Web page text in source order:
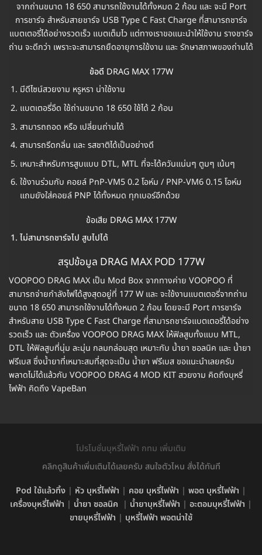
จากถ่านขนาด 18 650 สามารถใช้งานได้ทั้งหมด 2 ก้อน และ จะมี Port
การชาร์จ สำหรับสายชาร์จ USB Type C Fast Charge ที่สามารถชาร์จ
แบตเตอรี่ได้อย่างรวดเร็ว แบตเต็มไว แต่ทางเราขอแนะนำให้ใช้งาน รางชาร์จ
ถ่าน จะดีกว่า เพราะจะสามารถยืดอายุการใช้งาน และ รักษาสภาพของถ่านได้
ข้อดี DRAG MAX 177W
มีดีไซน์สวยงาม หรูหรา น่าใช้งาน
แบตเตอรี่อึด ใช้ถ่านขนาด 18 650 ใช้ได้ 2 ก้อน
สามารถถอด หรือ เปลี่ยนถ่านได้
สามารถรีดกลิ่น และ รสชาติได้เป็นอย่างดี
เหมาะสำหรับการสูบแบบ DTL, MTL ที่จะได้ควันแน่นๆ ตูมๆ เน้นๆ
ใช้งานร่วมกับ คอยล์ PnP-VM5 0.2 โอห์ม / PNP-VM6 0.15 โอห์ม
แถมยังใส่คอยล์ PNP ได้ทั้งหมด ทุกเบอร์อีกด้วย
ข้อเสีย DRAG MAX 177W
ไม่สามารถชาร์จไป สูบไปได้
สรุปข้อมูล DRAG MAX POD 177W
VOOPOO DRAG MAX เป็น Mod Box จากทางค่าย VOOPOO ที่
สามารถจ่ายกำลังไฟได้สูงสุดอยู่ที่ 177 W และ จะใช้งานแบตเตอรี่จากถ่าน
ขนาด 18 650 สามารถใช้งานได้ทั้งหมด 2 ก้อน โดยจะมี Port การชาร์จ
สำหรับสาย USB Type C Fast Charge ที่สามารถชาร์จแบตเตอรี่ได้อย่าง
รวดเร็ว และ ตัวเครื่อง VOOPOO DRAG MAX ให้ฟิลสูบทั้งแบบ MTL,
DTL ให้ฟิลสูบที่นุ่ม ละมุ่น กลมกล่อมสุด เหมาะกับ น้ำยา ซอลนิค และ น้ำยา
ฟรีเบส ซึ่งน้ำยาที่เหมาะสมที่สุดจะเป็น น้ำยา ฟรีเบส ขอแนะนำเลยครับ
พลาดไม่ได้แล้วกับ VOOPOO DRAG 4 MOD KIT สวยงาม คิดถึงบุหรี่
ไฟฟ้า คิดถึง VapeBan
โปรโมชั่นบุหรี่ไฟฟ้า กทม เพิ่มเติม
คลิกดูสินค้าเพิ่มเติมได้เลยครับ สนใจตัวไหน สั่งได้ทันที
Pod ใช้แล้วทิ้ง | หัว บุหรี่ไฟฟ้า | คอย บุหรี่ไฟฟ้า | พอต บุหรี่ไฟฟ้า |
เครื่องบุหรี่ไฟฟ้า | น้ำยา ซอลนิค | น้ำยาบุหรี่ไฟฟ้า | อะตอมบุหรี่ไฟฟ้า |
ขายบุหรี่ไฟฟ้า | บุหรี่ไฟฟ้า พอตน่าใช้